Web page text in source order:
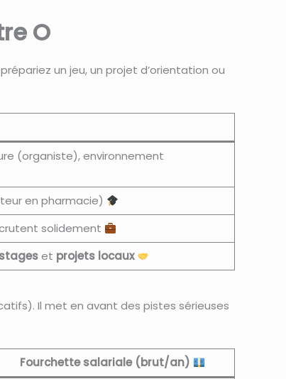
O
un jeu, un projet d’orientation ou
(organiste), environnement
en pharmacie)
solidement
stageset projets locaux
Il met en avant des pistes sérieuses
Fourchette salariale (brut/an)